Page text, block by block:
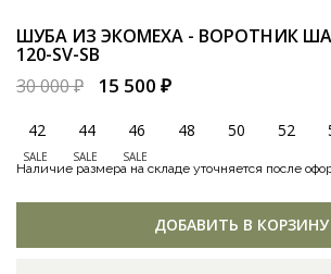
ШУБА ИЗ ЭКОМЕХА - ВОРОТНИК
120-SV-SB
30 000 ₽
15 500 ₽
42
SALE
44
SALE
46
SALE
48 50 52
Наличие размера на складе уточняется после
ДОБАВИТЬ В КОРЗИНУ